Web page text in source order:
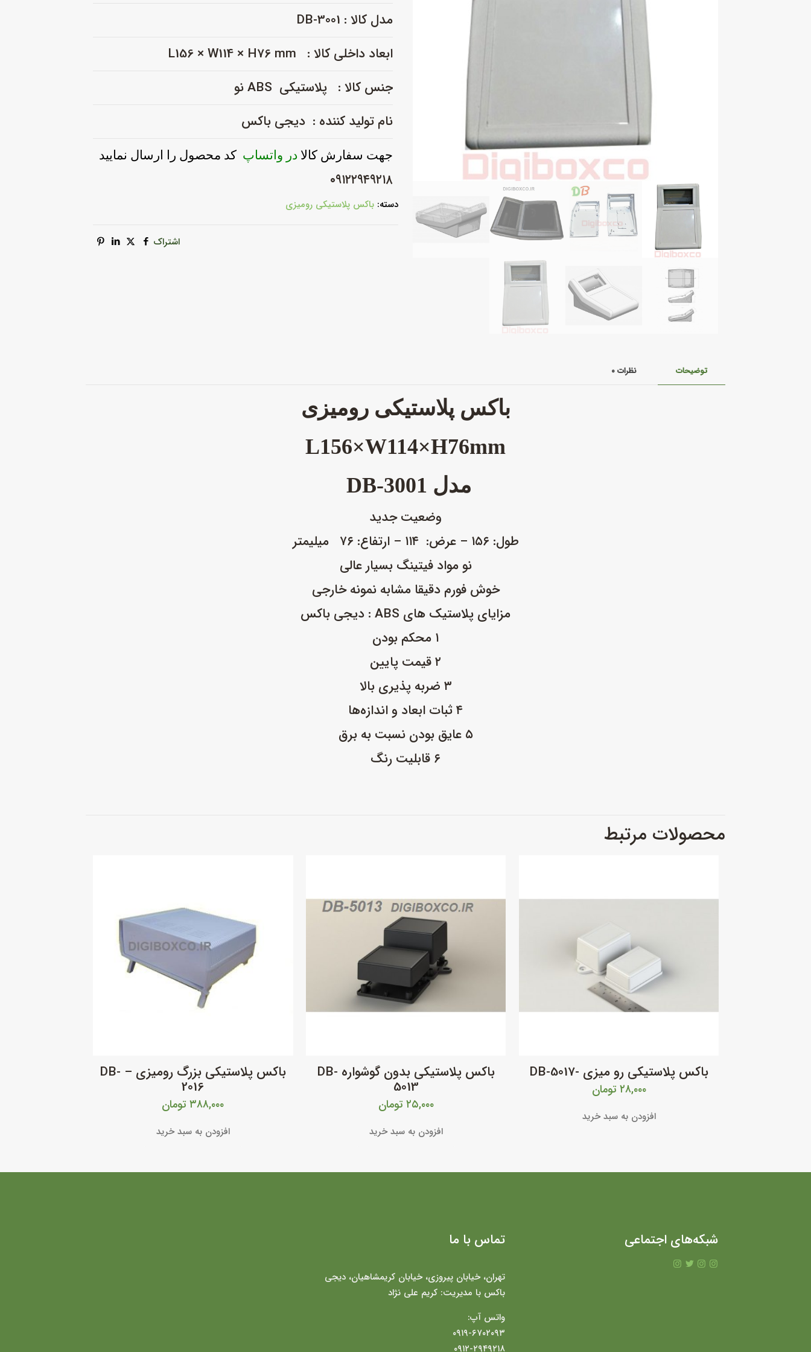
مدل کالا : DB-3001
ابعاد داخلی کالا : L156 × W114 × H76 mm
جنس کالا : پلاستیکی ABS نو
نام تولید کننده : دیجی باکس
جهت سفارش کالا در واتساپ کد محصول را ارسال نمایید
۰۹۱۲۲۹۴۹۲۱۸
3001
دسته: باکس پلاستیکی رومیزی
اشتراک
توضیحات نظرات۰
باکس پلاستیکی رومیزی
L156×W114×H76mm
مدل DB-3001
وضعیت جدید
طول: ۱۵۶ – عرض: ۱۱۴ – ارتفاع: ۷۶ میلیمتر
نو مواد فیتینگ بسیار عالی
خوش فورم دقیقا مشابه نمونه خارجی
مزایای پلاستیک های ABS : دیجی باکس
۱ محکم بودن
۲ قیمت پایین
۳ ضربه‌ پذیری بالا
۴ ثبات ابعاد و اندازه‌ها
۵ عایق بودن نسبت به برق
۶ قابلیت رنگ
محصولات مرتبط
باکس پلاستیکی رو میزی -DB-5017
۲۸,۰۰۰ تومان
افزودن به سبد خرید
باکس پلاستیکی بدون گوشواره DB-
5013
۲۵,۰۰۰ تومان
افزودن به سبد خرید
باکس پلاستیکی بزرگ رومیزی – DB-
2016
۳۸۸,۰۰۰ تومان
افزودن به سبد خرید
شبکه‌های اجتماعی تماس با ما
تهران، خیابان پیروزی، خیابان کریمشاهیان، دیجی
باکس با مدیریت: کریم علی نژاد
واتس آپ:
۰۹۱۹-۶۷۰۲۰۹۳
۰۹۱۲-۲۹۴۹۲۱۸